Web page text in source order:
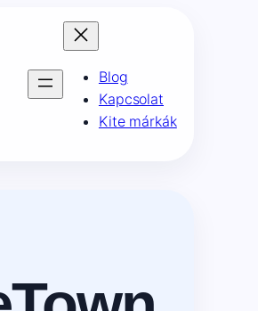
Blog
Kapcsolat
Kite márkák